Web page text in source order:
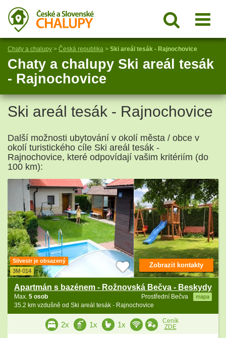
Chaty a chalupy > Česká republika > Ski areál tesák - Rajnochovice
Chaty a chalupy Ski areál tesák
- Rajnochovice
Ski areál tesák - Rajnochovice
Další možnosti ubytování v okolí města / obce v
okolí turistického cíle Ski areál tesák -
Rajnochovice, které odpovídají vašim kritériím (do
100 km):
Silvestr je obsazený
3M-014
Apartmán s bazénem - Rožnovská Bečva - Beskydy
Prostřední Bečva mapa
Max. 5 osob
35.2 km vzdušně od Ski areál tesák - Rajnochovice
Zobrazit kontakty
2x 1x 1x
Ceník
ZDE